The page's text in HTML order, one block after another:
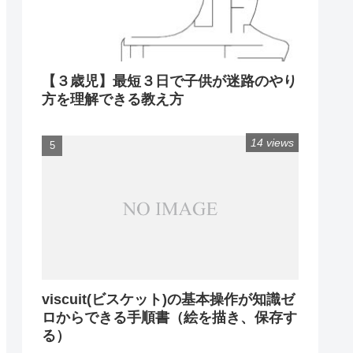
【３歳児】最短３日で子供が迷路のやり
方を理解できる教え方
viscuit(ビスケット)の基本操作が知識ゼ
ロからできる手順書（絵を描き、保存す
る）
14 views